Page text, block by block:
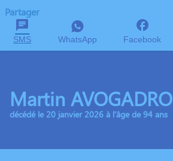
Partager
SMS WhatsApp Facebook
Martin AVOGADRO
décédé le 20 janvier 2026 à l'âge de 94 ans